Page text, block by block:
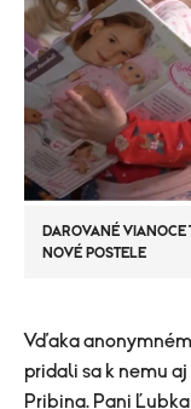
DAROVANÉ VIANOCE
NOVÉ POSTELE
​​Vďaka
pridali sa k nemu
Pribina. Pani